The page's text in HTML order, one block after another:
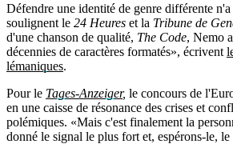
Défendre une identité de genre différente
soulignent le 24 Heures et la Tribune de
d'une chanson de qualité, The Code, Nemo
décennies de caractères formatés», écrivent
lémaniques.
Pour le Tages-Anzeiger, le concours de
en une caisse de résonance des crises et
polémiques. «Mais c'est finalement la
donné le signal le plus fort et, espérons-le,